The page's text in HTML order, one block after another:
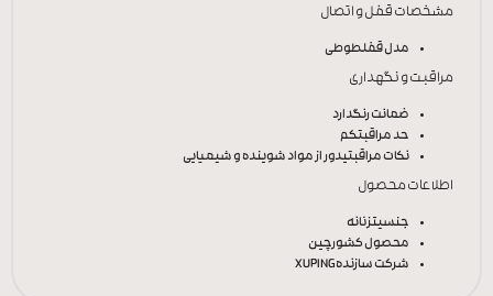
مشخصات قفل و اتصال
مدل قفلطوطی
مراقبت و نگهداری
ضمانت رنگدارد
حد مراقبتکم
نکات مراقبتیدور از مواد شوینده و شیمیایی
اطلاعات محصول
جنسیتزنانه
محصول کشورچین
شرکت سازندهXUPING